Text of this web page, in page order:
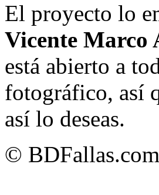
El proyecto lo
Vicente Marco
está abierto a
fotográfico, así
así lo deseas.
©